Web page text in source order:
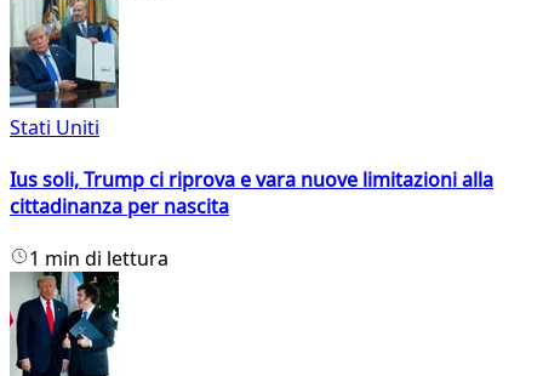
Stati Uniti
Ius soli, Trump ci riprova e vara nuove limitazioni alla
cittadinanza per nascita
1 min di lettura